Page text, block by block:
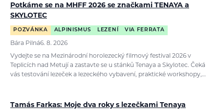
Potkáme se na MHFF 2026 se značkami TENAYA a
SKYLOTEC
POZVÁNKA ALPINISMUS LEZENÍ VIA FERRATA
Bára Pilná6. 8. 2026
Vydejte se na Mezinárodní horolezecký filmový festival 2026 v
Teplicích nad Metují a zastavte se u stánků Tenaya a Skylotec. Čeká
vás testování lezeček a lezeckého vybavení, praktické workshopy,…
Tamás Farkas: Moje dva roky s lezečkami Tenaya